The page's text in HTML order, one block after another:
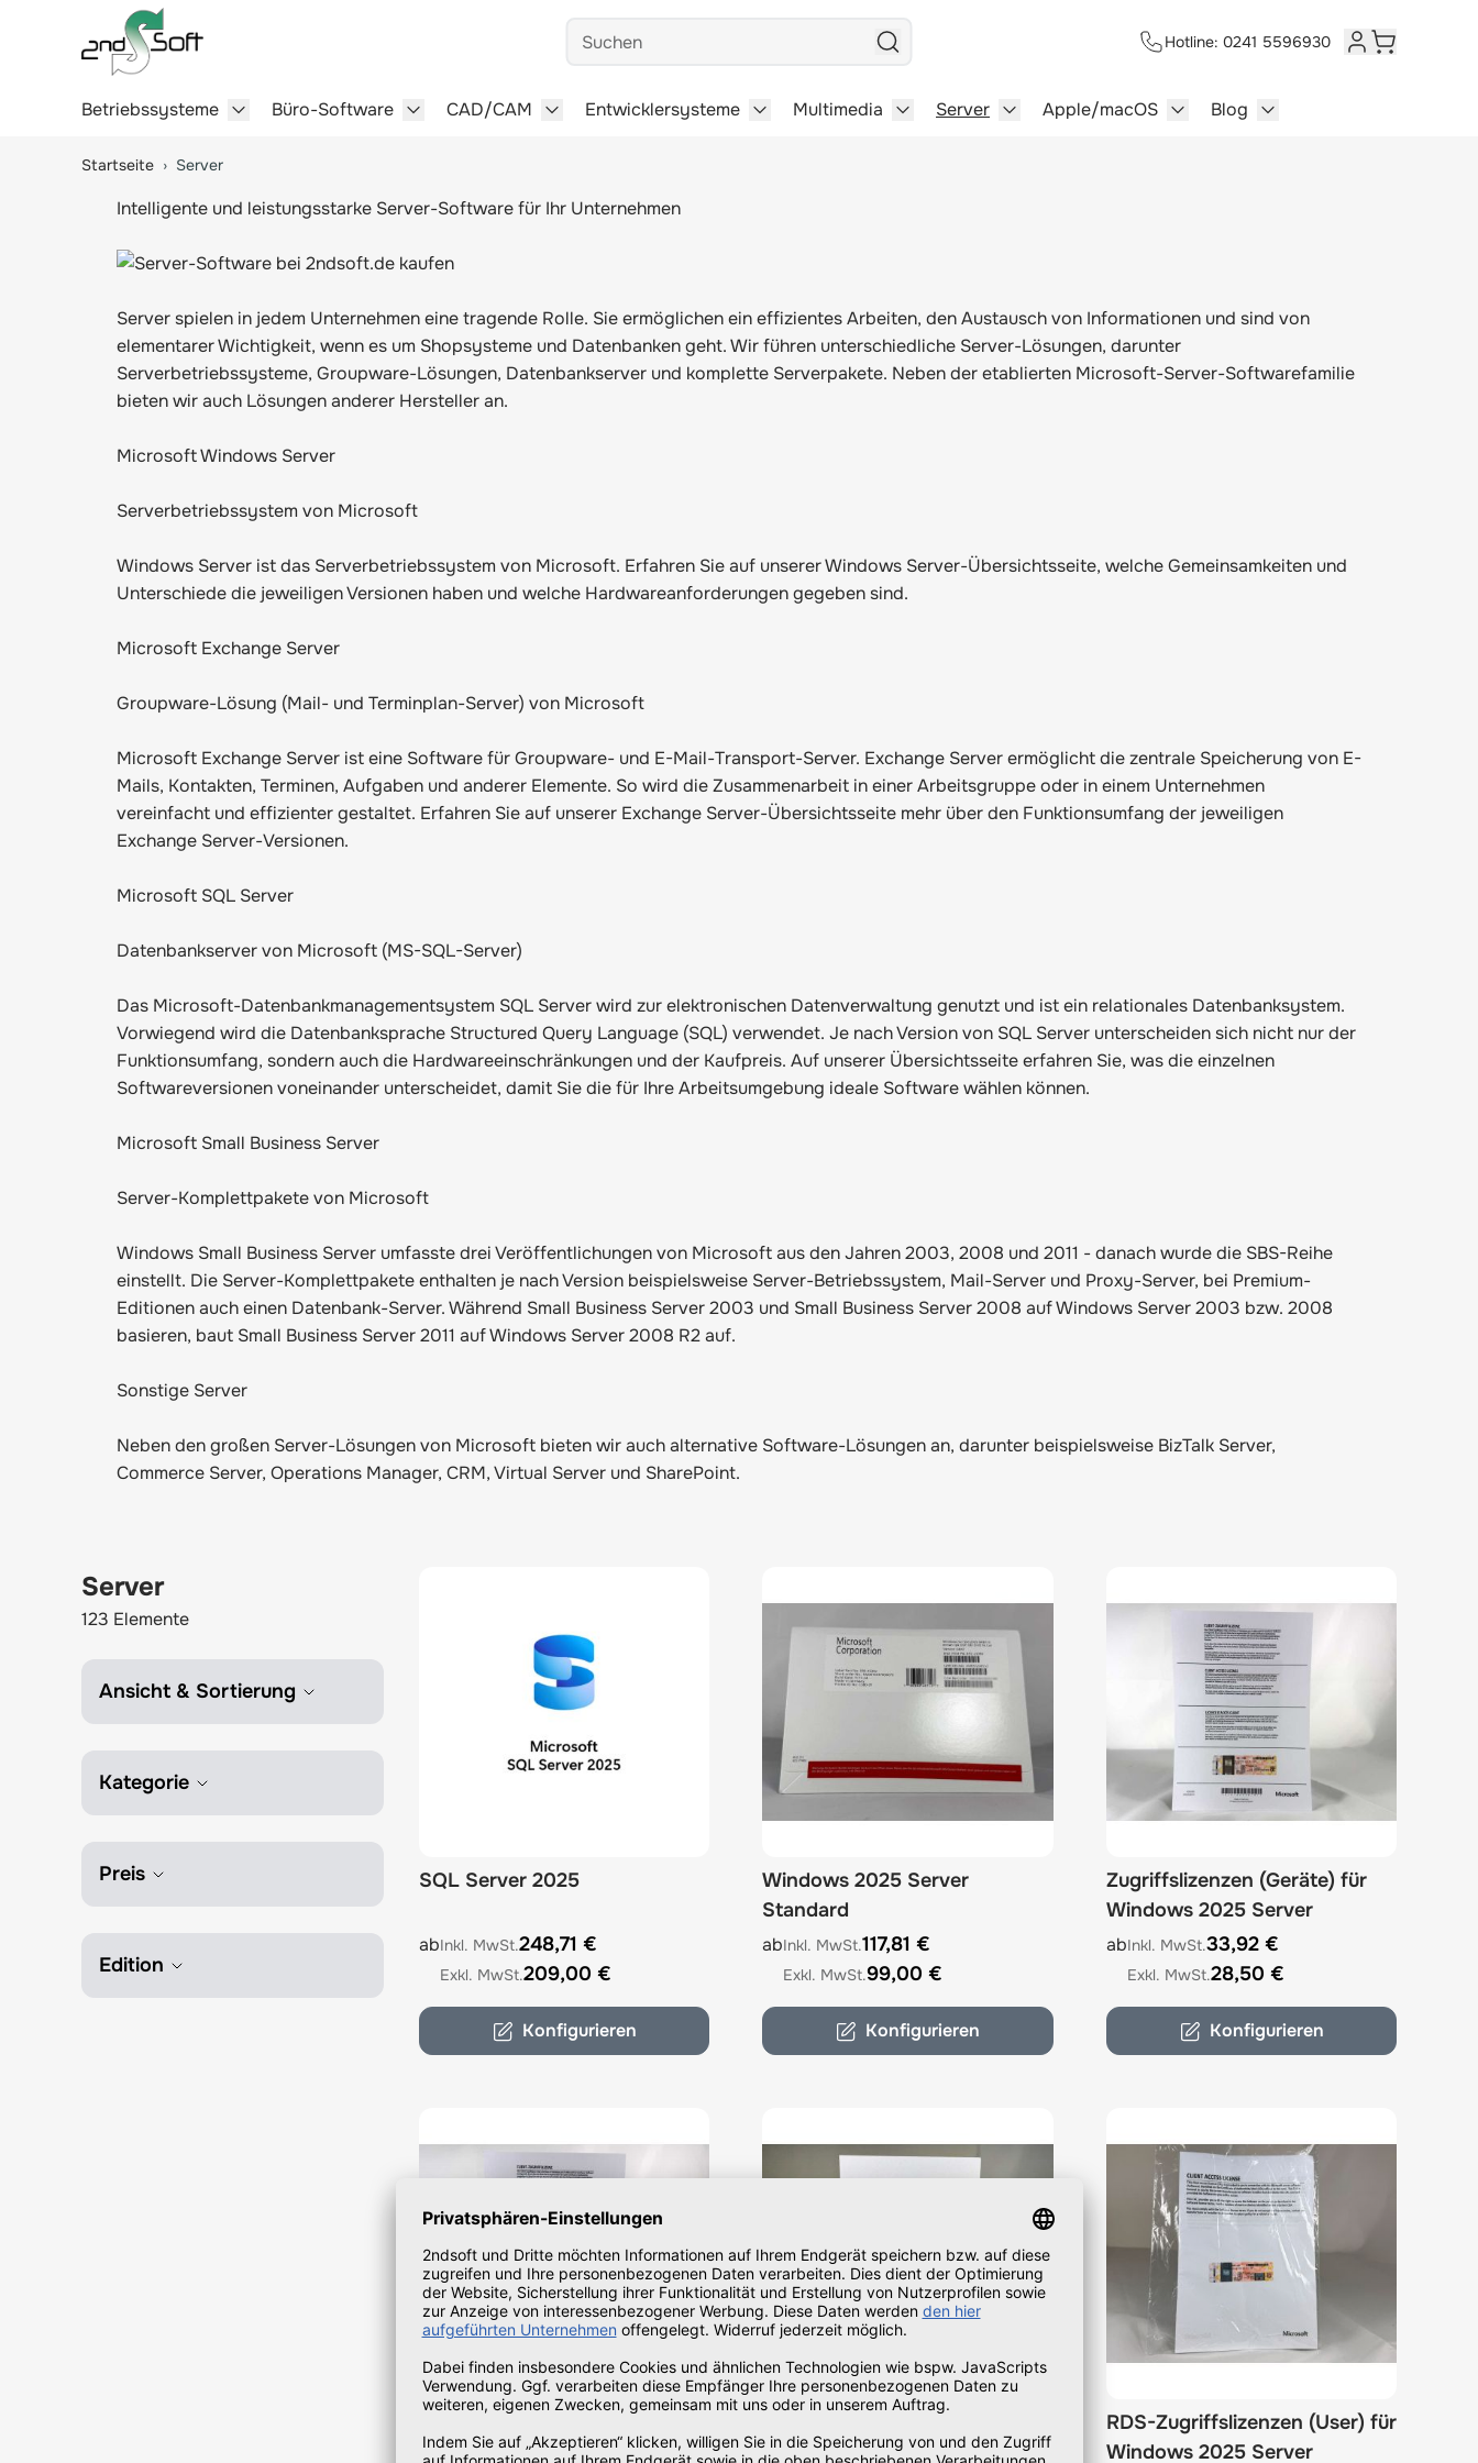
Betriebssysteme
Büro-Software
CAD/CAM
Entwicklersysteme
Multimedia
Server
Apple/macOS
Blog
Hotline: 0241 5596930 Kundenkonto
Warenkorb
Startseite › Server
Intelligente und leistungsstarke Server-Software für Ihr Unternehmen
Server spielen in jedem Unternehmen eine tragende Rolle. Sie ermöglichen ein effizientes Arbeiten, den Austausch von Informationen und sind von
elementarer Wichtigkeit, wenn es um Shopsysteme und Datenbanken geht. Wir führen unterschiedliche Server-Lösungen, darunter
Serverbetriebssysteme, Groupware-Lösungen, Datenbankserver und komplette Serverpakete. Neben der etablierten Microsoft-Server-Softwarefamilie
bieten wir auch Lösungen anderer Hersteller an.
Microsoft Windows Server
Serverbetriebssystem von Microsoft
Windows Server ist das Serverbetriebssystem von Microsoft. Erfahren Sie auf unsererWindows Server-Übersichtsseite, welche Gemeinsamkeiten und
Unterschiede die jeweiligen Versionen haben und welche Hardwareanforderungen gegeben sind.
Microsoft Exchange Server
Groupware-Lösung (Mail- und Terminplan-Server) von Microsoft
Microsoft Exchange Server ist eine Software für Groupware- und E-Mail-Transport-Server. Exchange Server ermöglicht die zentrale Speicherung von E-
Mails, Kontakten, Terminen, Aufgaben und anderer Elemente. So wird die Zusammenarbeit in einer Arbeitsgruppe oder in einem Unternehmen
vereinfacht und effizienter gestaltet. Erfahren Sie auf unserer Exchange Server-Übersichtsseite mehr über den Funktionsumfang der jeweiligen
Exchange Server-Versionen.
Microsoft SQL Server
Datenbankserver von Microsoft (MS-SQL-Server)
Das Microsoft-Datenbankmanagementsystem SQL Server wird zur elektronischen Datenverwaltung genutzt und ist ein relationales Datenbanksystem.
Vorwiegend wird die Datenbanksprache Structured Query Language (SQL) verwendet. Je nach Version von SQL Server unterscheiden sich nicht nur der
Funktionsumfang, sondern auch die Hardwareeinschränkungen und der Kaufpreis. Auf unserer Übersichtsseiteerfahren Sie, was die einzelnen
Softwareversionen voneinander unterscheidet, damit Sie die für Ihre Arbeitsumgebung ideale Software wählen können.
Microsoft Small Business Server
Server-Komplettpakete von Microsoft
Windows Small Business Server umfasste drei Veröffentlichungen von Microsoft aus den Jahren 2003, 2008 und 2011 - danach wurde die SBS-Reihe
einstellt. Die Server-Komplettpakete enthalten je nach Version beispielsweise Server-Betriebssystem, Mail-Server und Proxy-Server, bei Premium-
Editionen auch einen Datenbank-Server. Während Small Business Server 2003 und Small Business Server 2008 auf Windows Server 2003 bzw. 2008
basieren, baut Small Business Server 2011 auf Windows Server 2008 R2 auf.
Sonstige Server
Neben den großen Server-Lösungen von Microsoft bieten wir auch alternative Software-Lösungen an, darunter beispielsweise BizTalk Server,
Commerce Server, Operations Manager, CRM, Virtual Server und SharePoint.
Ansicht & Sortierung
Kategorie
Preis
Edition
Server
123 Elemente
SQL Server 2025
The price depends on the options chosen on the product page
ab
248,71 €
209,00 €
Konfigurieren
Windows 2025 Server
Standard
The price depends on the options chosen on the product page
ab
117,81 €
99,00 €
Konfigurieren
Zugriffslizenzen (Geräte) für
Windows 2025 Server
The price depends on the options chosen
ab
33,92 €
28,50 €
Konfigurieren
Zugriffslizenzen (Benutzer) für
Windows 2025 Server
RDS-Zugriffslizenzen (Device)
für Windows 2025 Server
RDS-Zugriffslizenzen (User) für
Windows 2025 Server